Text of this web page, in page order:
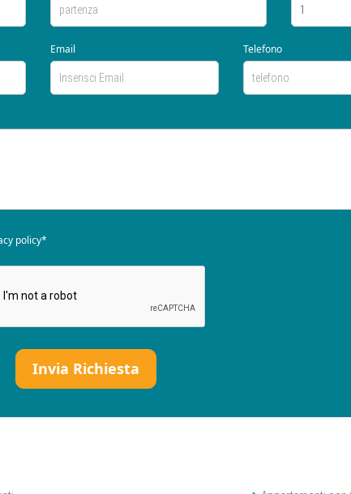
Email Telefono
policy*